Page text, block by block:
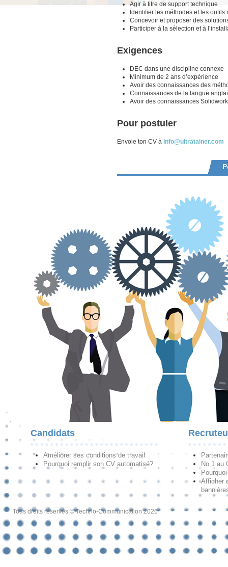
Agir à titre de support technique
Identifier les méthodes et les
Concevoir et proposer des
Participer à la sélection et à
Exigences
DEC dans une discipline connexe
Minimum de 2 ans d’expérience
Avoir des connaissances des
Connaissances de la langue
Avoir des connaissances
Pour postuler
Envoie ton CV à info@ultratainer.com
Candidats
Améliorer ses conditions de travail
Pourquoi remplir son CV automatisé?
No 1 au
Afficher
Tous droits réservés © Techno-Communication 2026